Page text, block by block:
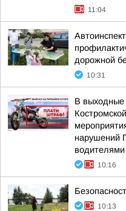
11:04
дорожной
10:31
В выходные
нарушений
водителями
10:16
10:13